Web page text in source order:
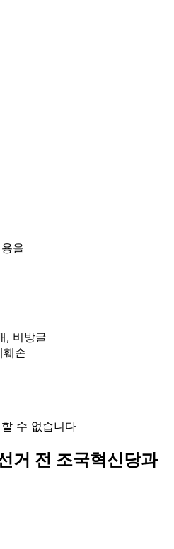
을
, 비방글
훼손
수 없습니다
거 전 조국혁신당과